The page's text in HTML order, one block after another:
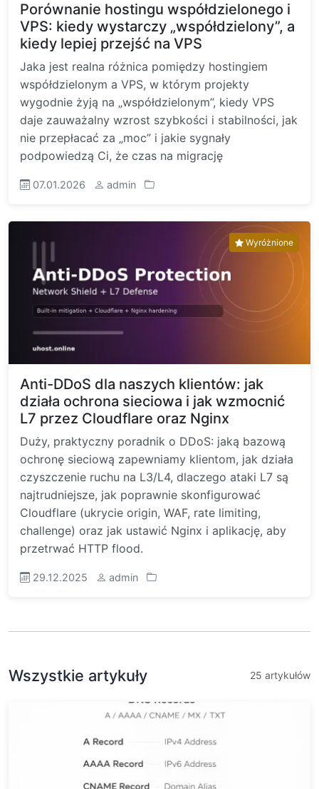
Porównanie hostingu współdzielonego i
VPS: kiedy wystarczy „współdzielony”, a
kiedy lepiej przejść na VPS
Jaka jest realna różnica pomiędzy hostingiem
współdzielonym a VPS, w którym projekty
wygodnie żyją na „współdzielonym”, kiedy VPS
daje zauważalny wzrost szybkości i stabilności, jak
nie przepłacać za „moc” i jakie sygnały
podpowiedzą Ci, że czas na migrację
07.01.2026 admin
Wyróżnione
Anti-DDoS dla naszych klientów: jak
działa ochrona sieciowa i jak wzmocnić
L7 przez Cloudflare oraz Nginx
Duży, praktyczny poradnik o DDoS: jaką bazową
ochronę sieciową zapewniamy klientom, jak działa
czyszczenie ruchu na L3/L4, dlaczego ataki L7 są
najtrudniejsze, jak poprawnie skonfigurować
Cloudflare (ukrycie origin, WAF, rate limiting,
challenge) oraz jak ustawić Nginx i aplikację, aby
przetrwać HTTP flood.
29.12.2025 admin
Wszystkie artykuły 25 artykułów